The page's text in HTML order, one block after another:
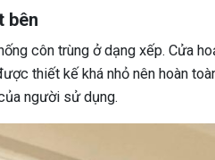
bên
côn trùng ở dạng xếp. Cửa
thiết kế khá nhỏ nên hoàn
người sử dụng.